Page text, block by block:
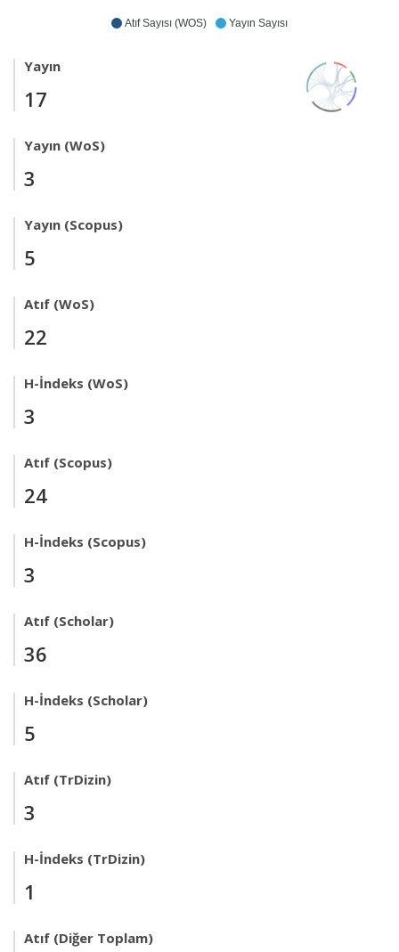
Atıf Sayısı (WOS) Yayın Sayısı
Yayın
17
Yayın (WoS)
3
Yayın (Scopus)
5
Atıf (WoS)
22
H-İndeks (WoS)
3
Atıf (Scopus)
24
H-İndeks (Scopus)
3
Atıf (Scholar)
36
H-İndeks (Scholar)
5
Atıf (TrDizin)
3
H-İndeks (TrDizin)
1
Atıf (Diğer Toplam)